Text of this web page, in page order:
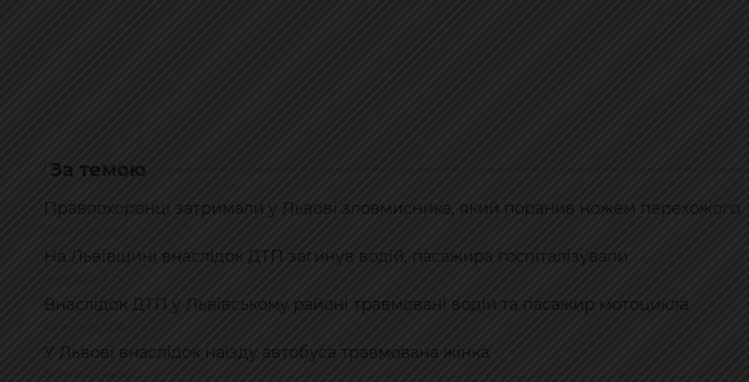
За темою
Правоохоронці затримали у Львові зловмисника, який поранив ножем перехожого
На Львівщині внаслідок ДТП загинув водій, пасажира госпіталізували
Внаслідок ДТП у Львівському районі травмовані водій та пасажир мотоцикла
У Львові внаслідок наїзду автобуса травмована жінка